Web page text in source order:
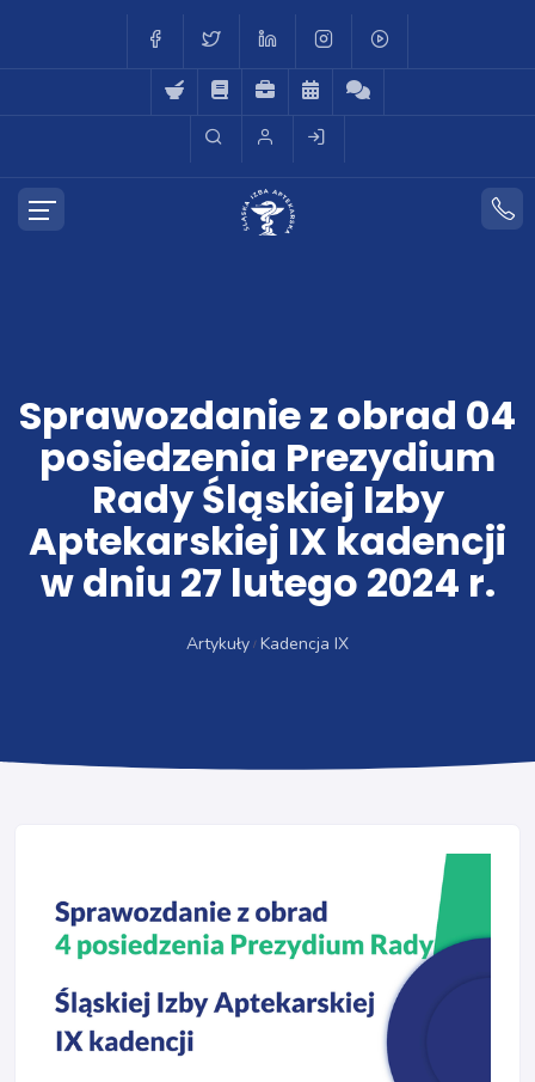
Sprawozdanie z obrad 04
posiedzenia Prezydium
Rady Śląskiej Izby
Aptekarskiej IX kadencji
w dniu 27 lutego 2024 r.
Artykuły Kadencja IX